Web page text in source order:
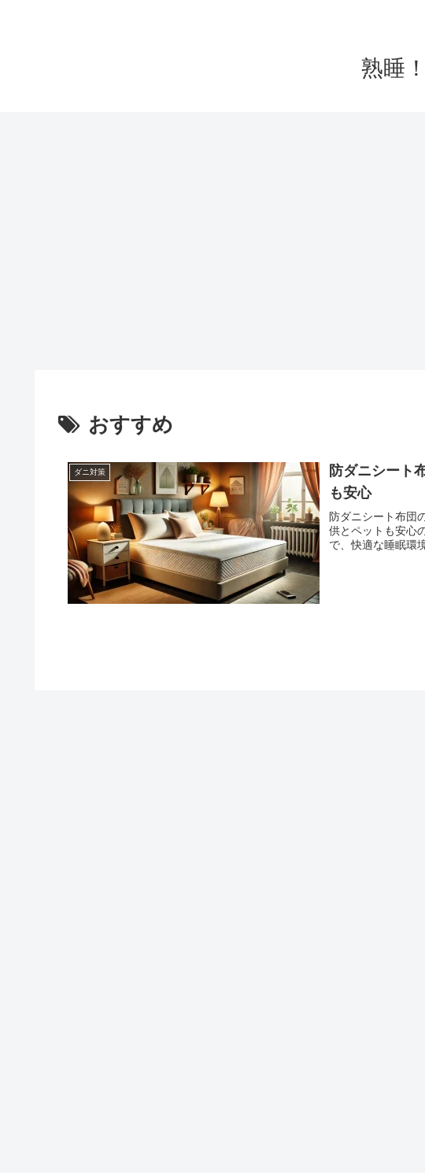
熟睡
おすすめ
ダニ対策
防ダニシート
も安心
防ダニシート布団
供とペットも安心
で、快適な睡眠環